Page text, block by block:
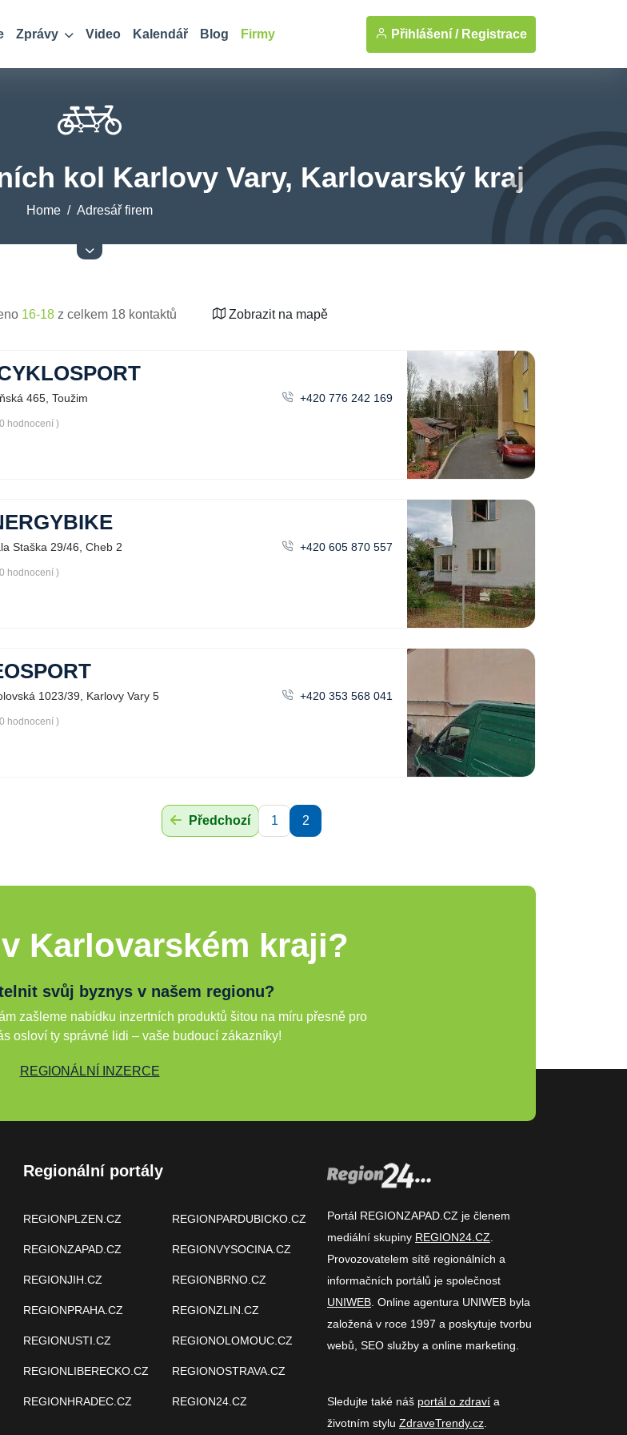
Zprávy Video Kalendář Blog Firmy Přihlášení / Registrace
kol Karlovy Vary, Karlovarský kraj
Home Adresář firem
16-18 z celkem 18 kontaktů Zobrazit na mapě
465, Toužim
+420 776 242 169
hodnocení )
Staška 29/46, Cheb 2
+420 605 870 557
hodnocení )
1023/39, Karlovy Vary 5
+420 353 568 041
hodnocení )
Předchozí 1 2
Karlovarském kraji?
svůj byznys v našem regionu?
zašleme nabídku inzertních produktů šitou na míru přesně pro
osloví ty správné lidi – vaše budoucí zákazníky!
REGIONÁLNÍ INZERCE
Regionální portály
REGIONPLZEN.CZ
REGIONZAPAD.CZ
REGIONJIH.CZ
REGIONPRAHA.CZ
REGIONUSTI.CZ
REGIONLIBERECKO.CZ
REGIONHRADEC.CZ
REGIONPARDUBICKO.CZ
REGIONVYSOCINA.CZ
REGIONBRNO.CZ
REGIONZLIN.CZ
REGIONOLOMOUC.CZ
REGIONOSTRAVA.CZ
REGION24.CZ
Portál REGIONZAPAD.CZ je členem
mediální skupiny REGION24.CZ
Provozovatelem sítě regionálních a
informačních portálů je společnost
UNIWEB . Online agentura UNIWEB byla
založená v roce 1997 a poskytuje tvorbu
webů, SEO služby a online marketing.
Sledujte také náš portál o zdraví a
životním stylu ZdraveTrendy.cz